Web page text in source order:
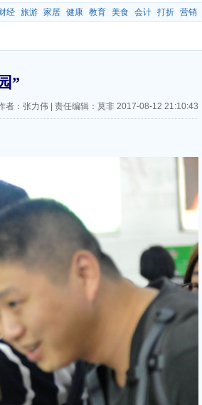
经 旅游 家居 健康 教育 美食 会计 打折 营销
”
者：张力伟 责任编辑：莫非 2017-08-12 21:10:43